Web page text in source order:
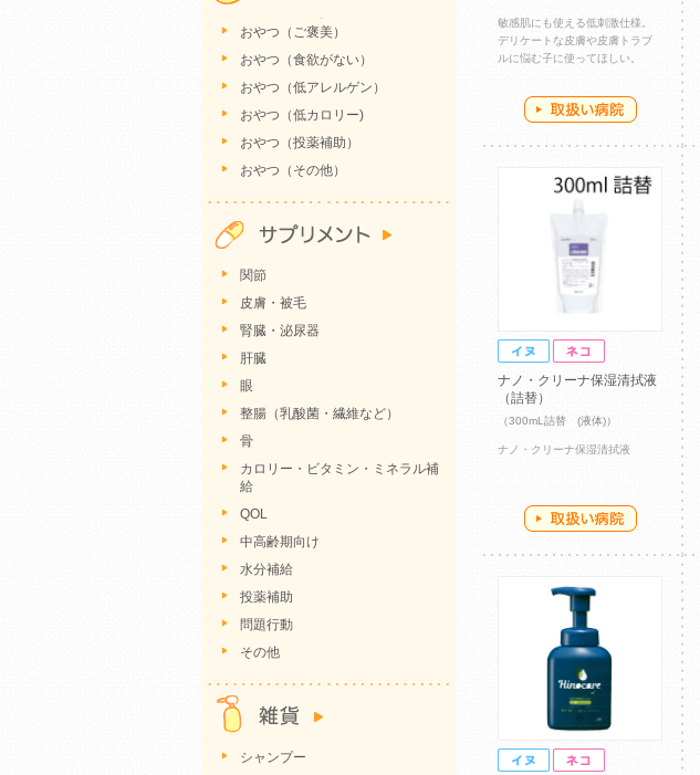
敏感肌にも使える低刺激仕様。
デリケートな皮膚や皮膚トラブ
ルに悩む子に使ってほしい。
ナノ・クリーナ保湿清拭液
（詰替）
（300mL詰替 (液体)）
ナノ・クリーナ保湿清拭液
おやつ（ご褒美）
おやつ（食欲がない）
おやつ（低アレルゲン）
おやつ（低カロリー)
おやつ（投薬補助）
おやつ（その他）
関節
皮膚・被毛
腎臓・泌尿器
肝臓
眼
整腸（乳酸菌・繊維など）
骨
カロリー・ビタミン・ミネラル補
給
QOL
中高齢期向け
水分補給
投薬補助
問題行動
その他
シャンプー